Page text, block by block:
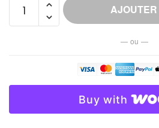
Chausson
Ballerine
— ou —
Buy with